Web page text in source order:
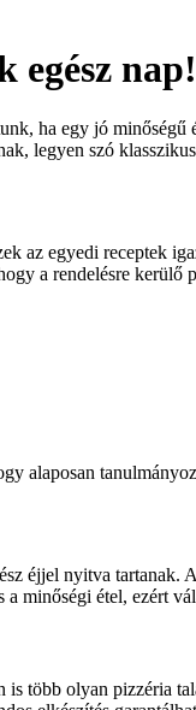
egész nap!
ha egy jó
legyen szó
az egyedi receptek
a rendelésre kerülő
alaposan
éjjel nyitva tartanak.
étel, ezért
több olyan pizzéria